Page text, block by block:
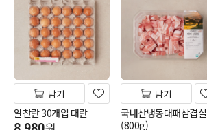
담기
알찬란 30개입 대란
담기
국내산냉동대패삼겹살
(800g)